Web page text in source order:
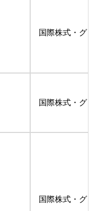
国際株式・グ
国際株式・グ
国際株式・グ